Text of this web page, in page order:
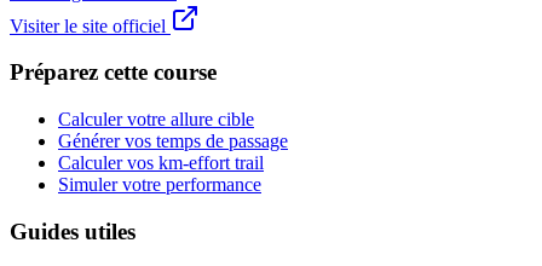
Visiter le site officiel
Préparez cette course
Calculer votre allure cible
Générer vos temps de passage
Calculer vos km-effort trail
Simuler votre performance
Guides utiles